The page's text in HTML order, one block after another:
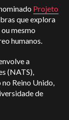
Projeto
que explora
mesmo
humanos.
a
(NATS),
Reino Unido,
de